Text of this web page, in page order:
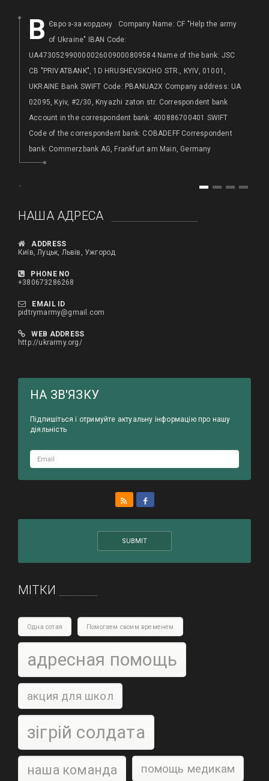
B Євро з-за кордону Company Name: CF "Help the army
of Ukraine" IBAN Code:
UA473052990000026009000809584 Name of the bank: JSC
CB "PRIVATBANK", 1D HRUSHEVSKOHO STR., KYIV, 01001,
UKRAINE Bank SWIFT Code: PBANUA2X Company address: UA
02095, Kyiv, #2/30, Knyazhi zaton str. Correspondent bank
Account in the correspondent bank: 400886700401 SWIFT
Code of the correspondent bank: COBADEFF Correspondent
bank: Commerzbank AG, Frankfurt am Main, Germany
,
1 2 3 4
HАША АДРЕСА
ADDRESS
Київ, Луцьк, Львів, Ужгород
PHONE NO
+380673286268
EMAIL ID
pidtrymarmy@gmail.com
WEB ADDRESS
http://ukrarmy.org/
HА ЗВ'ЯЗКУ
Підпишіться і отримуйте актуальну інформацію про нашу
діяльність
МІТКИ
Одна сотая Помогаем своим временем
адресная помощь
акция для школ
зігрій солдата
наша команда помощь медикам